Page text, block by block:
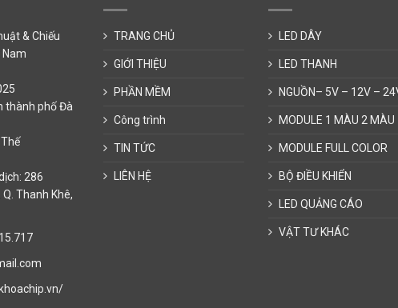
& Chiếu
thành phố Đà
286
Thanh Khê,
TRANG CHỦ
GIỚI THIỆU
PHẦN MỀM
Công trình
TIN TỨC
LIÊN HỆ
LED DÂY
LED THANH
NGUỒN– 5V – 12V –
MODULE 1 MÀU 2 MÀU
MODULE FULL COLOR
BỘ ĐIỀU KHIỂN
LED QUẢNG CÁO
VẬT TƯ KHÁC